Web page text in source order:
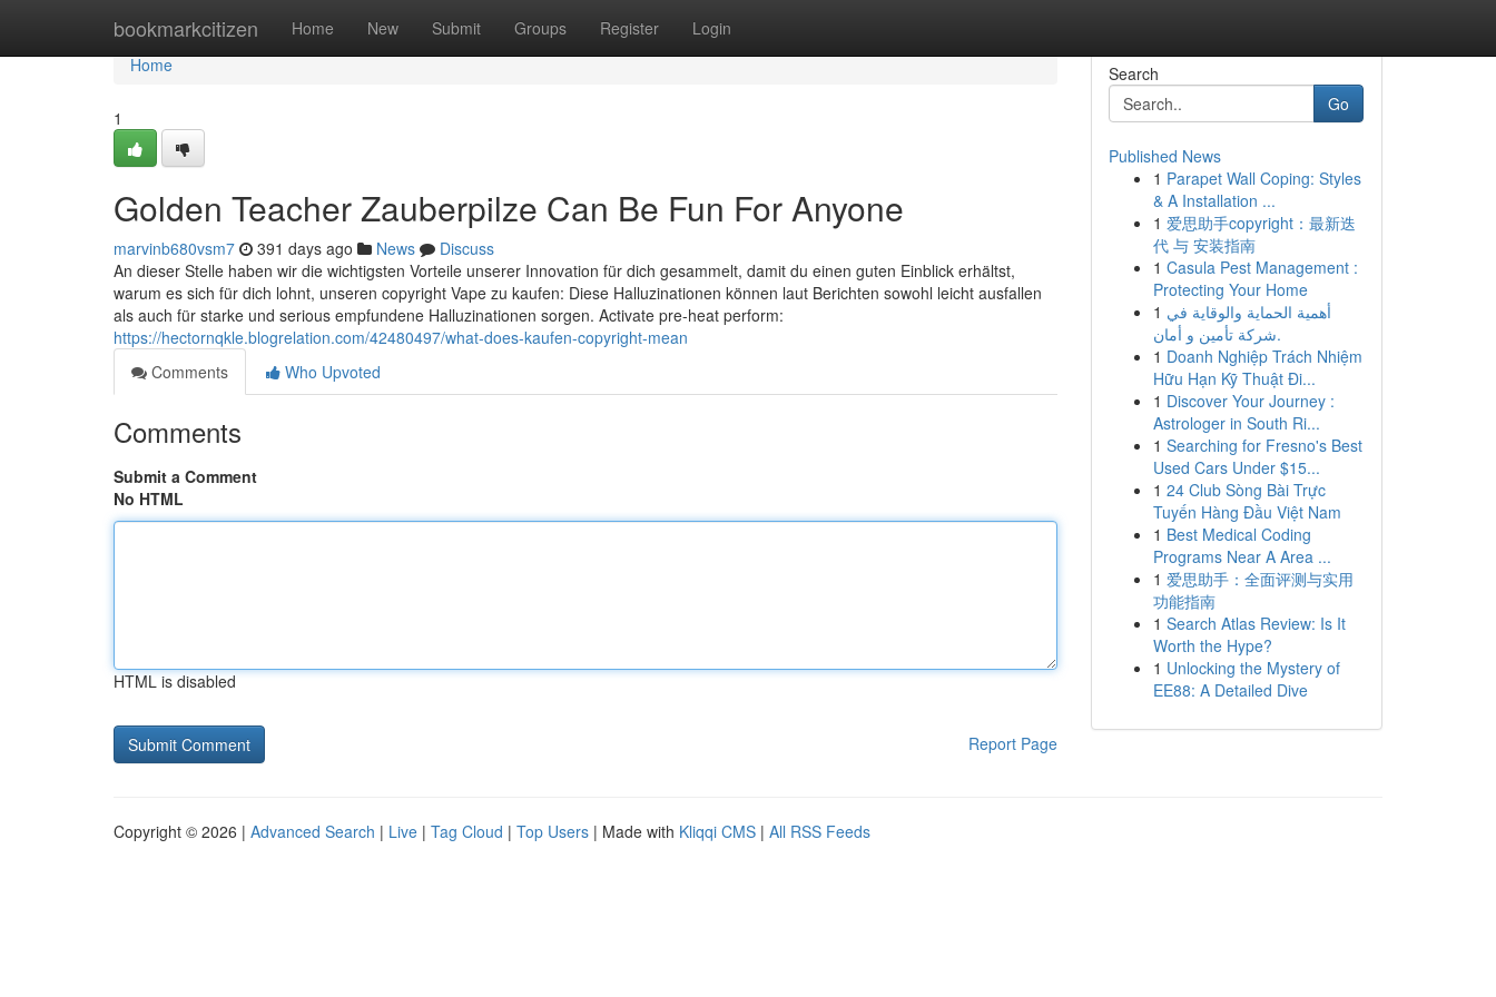
bookmarkcitizen Home New Submit Groups Register Login
Home
Home
1
Golden Teacher Zauberpilze Can Be Fun For Anyone
marvinb680vsm7 391 days ago News
Discuss
An dieser Stelle haben wir die wichtigsten Vorteile unserer Innovation für dich gesammelt, damit du einen guten Einblick erhältst,
warum es sich für dich lohnt, unseren copyright Vape zu kaufen: Diese Halluzinationen können laut Berichten sowohl leicht ausfallen
als auch für starke und serious empfundene Halluzinationen sorgen. Activate pre-heat perform:
https://hectornqkle.blogrelation.com/42480497/what-does-kaufen-copyright-mean
Comments
Who Upvoted
Comments
Submit a Comment
No HTML
HTML is disabled
Report Page
Search
Go
Published News
1 Parapet Wall Coping: Styles
& A Installation ...
1 爱思助手copyright：最新迭
代 与 安装指南
1 Casula Pest Management :
Protecting Your Home
1 أهمية الحماية والوقاية في
شركة تأمين و أمان.
1 Doanh Nghiệp Trách Nhiệm
Hữu Hạn Kỹ Thuật Đi...
1 Discover Your Journey :
Astrologer in South Ri...
1 Searching for Fresno's Best
Used Cars Under $15...
1 24 Club Sòng Bài Trực
Tuyến Hàng Đầu Việt Nam
1 Best Medical Coding
Programs Near A Area ...
1 爱思助手：全面评测与实用
功能指南
1 Search Atlas Review: Is It
Worth the Hype?
1 Unlocking the Mystery of
EE88: A Detailed Dive
Copyright © 2026 | Advanced Search | Live | Tag Cloud | Top Users | Made with Kliqqi CMS | All RSS Feeds